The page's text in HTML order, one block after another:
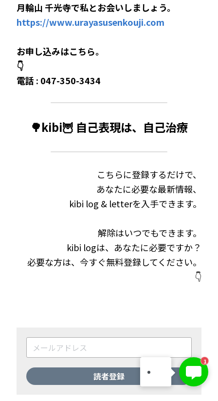
月輪山 千光寺で私とお会いしましょう。
https://www.urayasusenkouji.com
お申し込みはこちら。
👇
電話 : 047-350-3434
🌳kibi🦉 自己表現は、自己治療
こちらに登録するだけで、
あなたに必要な最新情報、
kibi log & letterを入手できます。
解除はいつでもできます。
kibi logは、あなたに必要ですか？
必要な方は、今すぐ無料登録してください。
👇
読者登録
KIBI 榎本澄雄
お問い合わせは今すぐ👉
1